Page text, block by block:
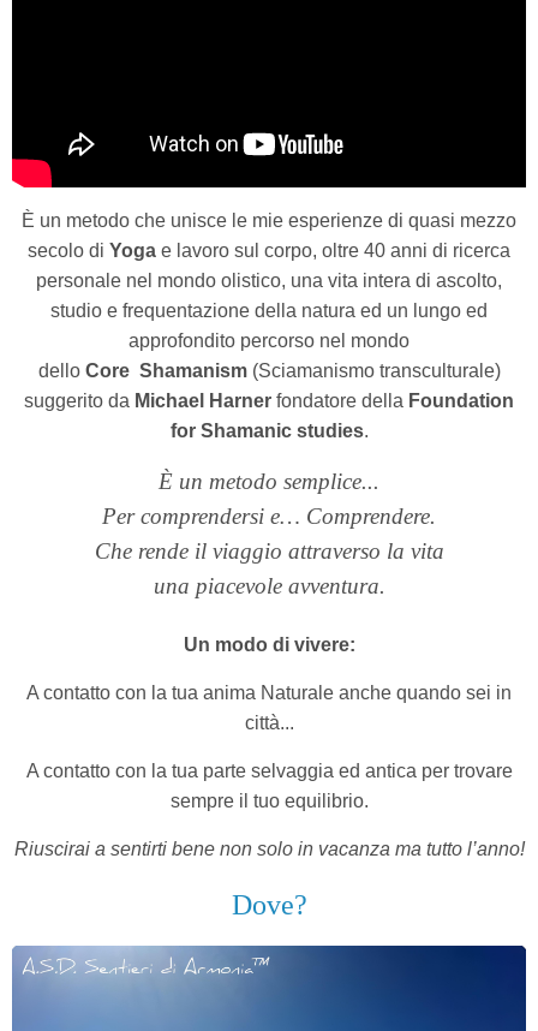
È un metodo che unisce le mie esperienze di quasi mezzo
secolo di Yoga e lavoro sul corpo, oltre 40 anni di ricerca
personale nel mondo olistico, una vita intera di ascolto,
studio e frequentazione della natura ed un lungo ed
approfondito percorso nel mondo
dello Core Shamanism (Sciamanismo transculturale)
suggerito da Michael Harner fondatore della Foundation
for Shamanic studies.
È un metodo semplice...
Per comprendersi e… Comprendere.
Che rende il viaggio attraverso la vita
una piacevole avventura.
Un modo di vivere:
A contatto con la tua anima Naturale anche quando sei in
città...
A contatto con la tua parte selvaggia ed antica per trovare
sempre il tuo equilibrio.
Riuscirai a sentirti bene non solo in vacanza ma tutto l’anno!
Dove?